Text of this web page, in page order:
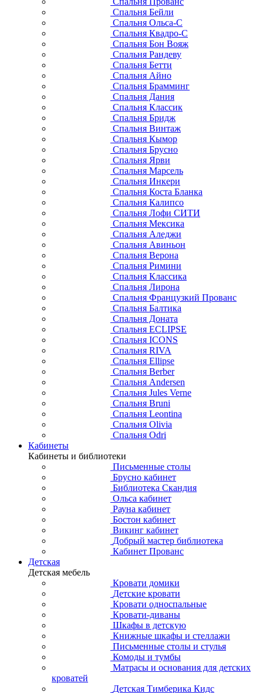
Спальня Бейли
Спальня Ольса-С
Спальня Квадро-С
Спальня Бон Вояж
Спальня Рандеву
Спальня Бетти
Спальня Айно
Спальня Брамминг
Спальня Дания
Спальня Классик
Спальня Бридж
Спальня Винтаж
Спальня Кымор
Спальня Брусно
Спальня Ярви
Спальня Марсель
Спальня Инкери
Спальня Коста Бланка
Спальня Калипсо
Спальня Лофи СИТИ
Спальня Мексика
Спальня Аледжи
Спальня Авиньон
Спальня Верона
Спальня Римини
Спальня Классика
Спальня Лирона
Спальня Французкий Прованс
Спальня Балтика
Спальня Доната
Спальня ECLIPSE
Спальня ICONS
Спальня RIVA
Спальня Ellipse
Спальня Berber
Спальня Andersen
Спальня Jules Verne
Спальня Bruni
Спальня Leontina
Спальня Olivia
Спальня Odri
Кабинеты
Кабинеты и библиотеки
Письменные столы
Брусно кабинет
Библиотека Скандия
Ольса кабинет
Рауна кабинет
Бостон кабинет
Викинг кабинет
Добрый мастер библиотека
Кабинет Прованс
Детская
Детская мебель
Кровати домики
Детские кровати
Кровати односпальные
Кровати-диваны
Шкафы в детскую
Книжные шкафы и стеллажи
Письменные столы и стулья
Комоды и тумбы
Матрасы и основания для детских
кроватей
Детская Тимберика Кидс